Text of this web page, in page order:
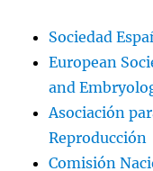
Sociedad
European
and
Asociación
Reproducción
Comisión